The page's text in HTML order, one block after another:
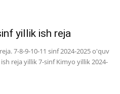
yillik ish reja
7-8-9-10-11 sinf 2024-2025 o'quv
reja yillik 7-sinf Kimyo yillik 2024-